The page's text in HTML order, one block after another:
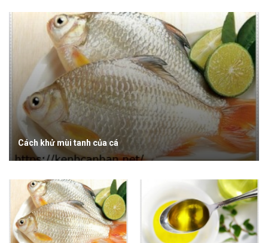
Cách khử mùi tanh của cá